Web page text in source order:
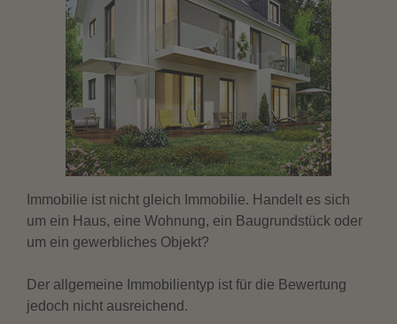
Immobilie ist nicht gleich Immobilie. Handelt es sich
um ein Haus, eine Wohnung, ein Baugrundstück oder
um ein gewerbliches Objekt?
Der allgemeine Immobilientyp ist für die Bewertung
jedoch nicht ausreichend.